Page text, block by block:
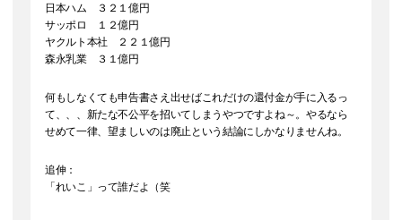
日本ハム ３２１億円
サッポロ １２億円
ヤクルト本社 ２２１億円
森永乳業 ３１億円
何もしなくても申告書さえ出せばこれだけの還付金が手に入るっ
て、、、新たな不公平を招いてしまうやつですよね～。やるなら
せめて一律、望ましいのは廃止という結論にしかなりませんね。
追伸：
「れいこ」って誰だよ（笑